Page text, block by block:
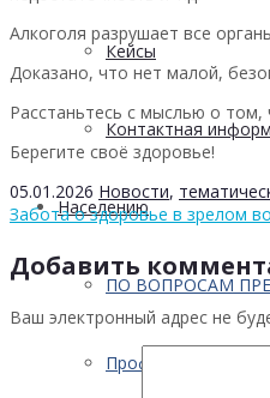
Кейсы
Контактная
Населению
ПО ВОПРОСАМ
Профилактика
Алкоголя разрушает все
Доказано, что нет малой,
Расстаньтесь с мыслью о
Берегите своё здоровье!
05.01.2026 Новости,
Забота о здоровье в зрелом
Добавить
Ваш электронный адрес не